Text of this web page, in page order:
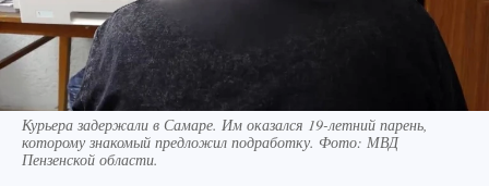
Курьера задержали в Самаре. Им оказался 19-летний парень,
которому знакомый предложил подработку. Фото: МВД
Пензенской области.